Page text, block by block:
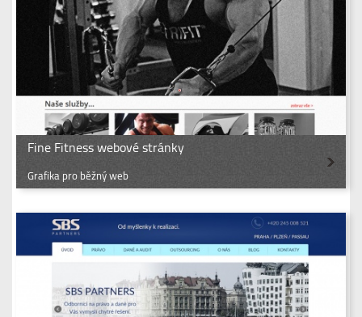
Fine Fitness webové stránky
Grafika pro běžný web